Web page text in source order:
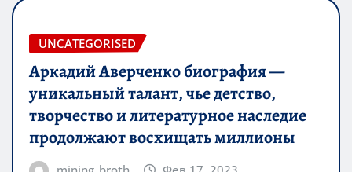
UNCATEGORISED
Аркадий Аверченко биография —
уникальный талант, чье детство,
творчество и литературное наследие
продолжают восхищать миллионы